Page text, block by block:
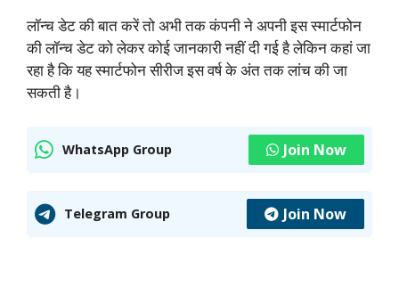
लॉन्च डेट की बात करें तो अभी तक कंपनी ने अपनी इस स्मार्टफोन
की लॉन्च डेट को लेकर कोई जानकारी नहीं दी गई है लेकिन कहां जा
रहा है कि यह स्मार्टफोन सीरीज इस वर्ष के अंत तक लांच की जा
सकती है।
WhatsApp Group Join Now
Telegram Group Join Now